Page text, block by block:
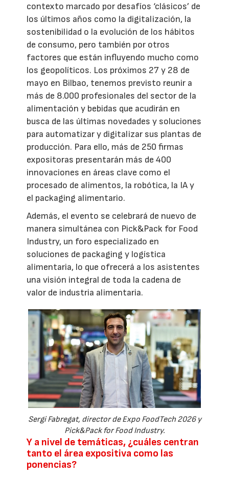
contexto marcado por desafíos ‘clásicos’ de
los últimos años como la digitalización, la
sostenibilidad o la evolución de los hábitos
de consumo, pero también por otros
factores que están influyendo mucho como
los geopolíticos. Los próximos 27 y 28 de
mayo en Bilbao, tenemos previsto reunir a
más de 8.000 profesionales del sector de la
alimentación y bebidas que acudirán en
busca de las últimas novedades y soluciones
para automatizar y digitalizar sus plantas de
producción. Para ello, más de 250 firmas
expositoras presentarán más de 400
innovaciones en áreas clave como el
procesado de alimentos, la robótica, la IA y
el packaging alimentario.
Además, el evento se celebrará de nuevo de
manera simultánea con Pick&Pack for Food
Industry, un foro especializado en
soluciones de packaging y logística
alimentaria, lo que ofrecerá a los asistentes
una visión integral de toda la cadena de
valor de industria alimentaria.
Sergi Fabregat, director de Expo FoodTech 2026 y
Pick&Pack for Food Industry.
Y a nivel de temáticas, ¿cuáles centran
tanto el área expositiva como las
ponencias?